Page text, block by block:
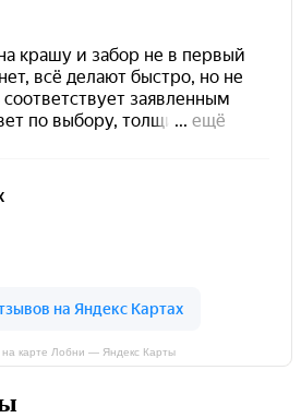
на карте Лобни — Яндекс Карты